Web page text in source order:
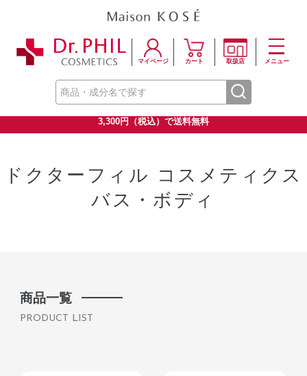
マイページ カート 取扱店 メニュー
3,300円（税込）で送料無料
ドクターフィル コスメティクス
バス・ボディ
商品一覧
PRODUCT LIST